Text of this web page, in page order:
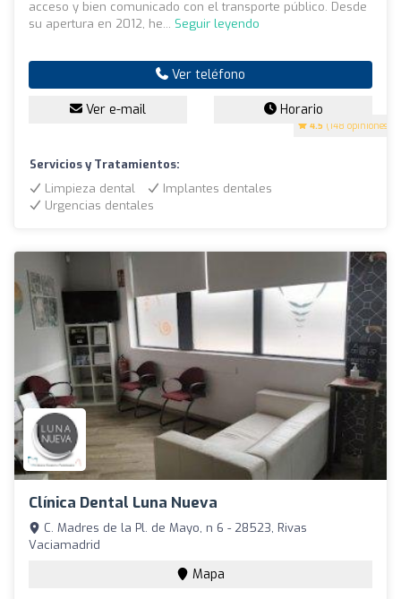
4.5 (148 opiniones)
acceso y bien comunicado con el transporte público. Desde
su apertura en 2012, he... Seguir leyendo
Ver teléfono
Ver e-mail Horario
Servicios y Tratamientos:
Limpieza dental
Implantes dentales
Urgencias dentales
Clínica Dental Luna Nueva
C. Madres de la Pl. de Mayo, n 6 - 28523, Rivas
Vaciamadrid
Mapa